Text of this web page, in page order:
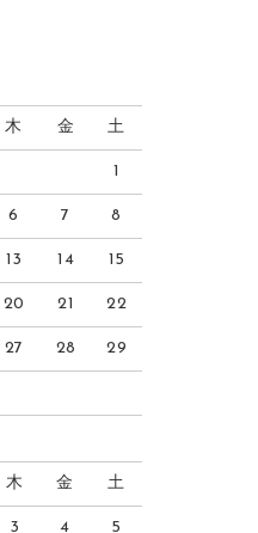
木 金 土
1
6 7 8
13 14 15
20 21 22
27 28 29
木 金 土
3 4 5